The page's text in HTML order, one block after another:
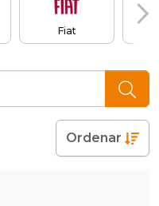
Fiat
Ordenar